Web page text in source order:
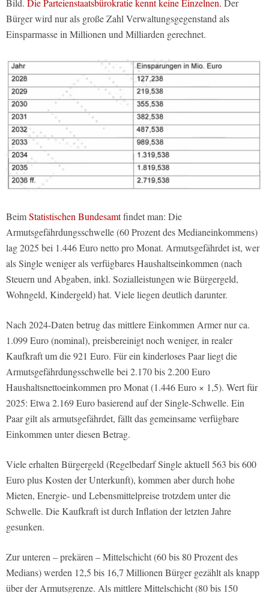
Bild. Die Parteienstaatsbürokratie kennt keine Einzelnen. Der
Bürger wird nur als große Zahl Verwaltungsgegenstand als
Einsparmasse in Millionen und Milliarden gerechnet.
BeimStatistischen Bundesamtfindet man: Die
Armutsgefährdungsschwelle (60 Prozent des Medianeinkommens)
lag 2025 bei 1.446 Euro netto pro Monat. Armutsgefährdet ist, wer
als Single weniger als verfügbares Haushaltseinkommen (nach
Steuern und Abgaben, inkl. Sozialleistungen wie Bürgergeld,
Wohngeld, Kindergeld) hat. Viele liegen deutlich darunter.
Nach 2024-Daten betrug das mittlere Einkommen Armer nur ca.
1.099 Euro (nominal), preisbereinigt noch weniger, in realer
Kaufkraft um die 921 Euro. Für ein kinderloses Paar liegt die
Armutsgefährdungsschwelle bei 2.170 bis 2.200 Euro
Haushaltsnettoeinkommen pro Monat (1.446 Euro × 1,5). Wert für
2025: Etwa 2.169 Euro basierend auf der Single-Schwelle. Ein
Paar gilt als armutsgefährdet, fällt das gemeinsame verfügbare
Einkommen unter diesen Betrag.
Viele erhalten Bürgergeld (Regelbedarf Single aktuell 563 bis 600
Euro plus Kosten der Unterkunft), kommen aber durch hohe
Mieten, Energie- und Lebensmittelpreise trotzdem unter die
Schwelle. Die Kaufkraft ist durch Inflation der letzten Jahre
gesunken.
Zur unteren – prekären – Mittelschicht (60 bis 80 Prozent des
Medians) werden 12,5 bis 16,7 Millionen Bürger gezählt als knapp
über der Armutsgrenze. Als mittlere Mittelschicht (80 bis 150